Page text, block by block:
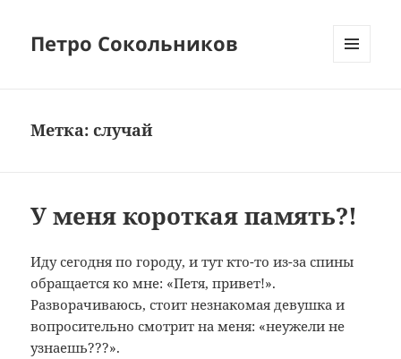
Петро Сокольников
Метка:случай
У меня короткая память?!
Иду сегодня по городу, и тут кто-то из-за спины
обращается ко мне: «Петя, привет!».
Разворачиваюсь, стоит незнакомая девушка и
вопросительно смотрит на меня: «неужели не
узнаешь???».